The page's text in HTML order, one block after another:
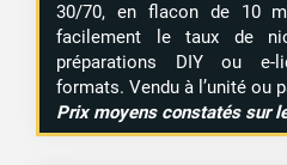
30/70, en flacon de 10
facilement le taux de
préparations DIY ou e-
formats. Vendu à l’unité ou
Prix moyens constatés sur